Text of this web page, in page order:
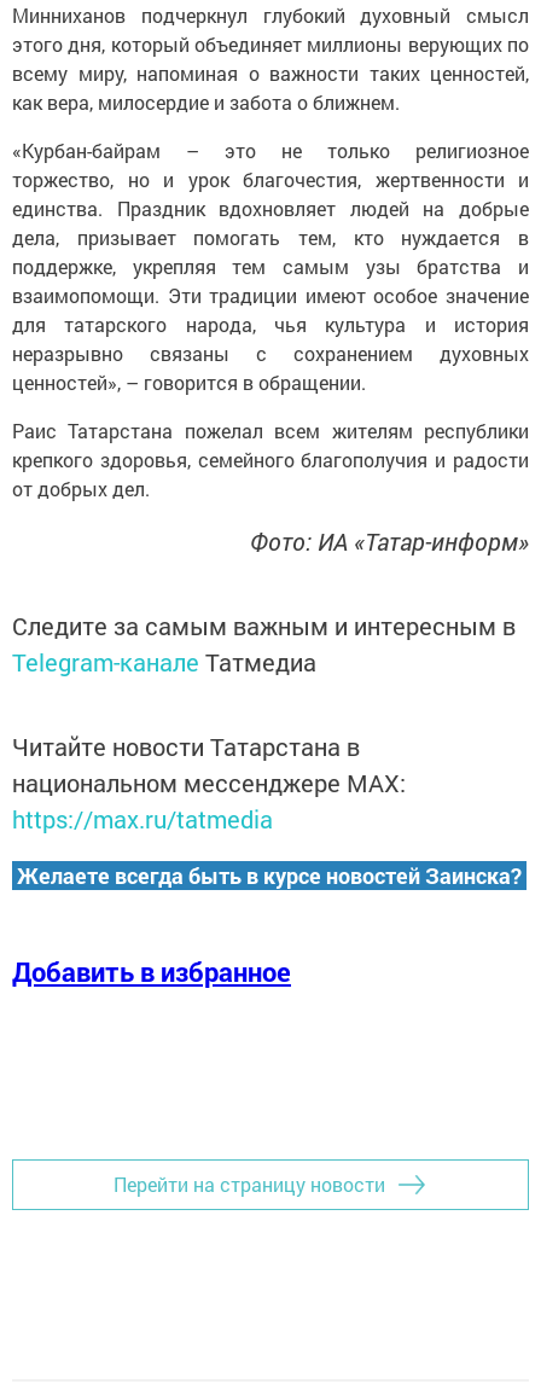
Минниханов подчеркнул глубокий духовный смысл
этого дня, который объединяет миллионы верующих по
всему миру, напоминая о важности таких ценностей,
как вера, милосердие и забота о ближнем.
«Курбан-байрам – это не только религиозное
торжество, но и урок благочестия, жертвенности и
единства. Праздник вдохновляет людей на добрые
дела, призывает помогать тем, кто нуждается в
поддержке, укрепляя тем самым узы братства и
взаимопомощи. Эти традиции имеют особое значение
для татарского народа, чья культура и история
неразрывно связаны с сохранением духовных
ценностей», – говорится в обращении.
Раис Татарстана пожелал всем жителям республики
крепкого здоровья, семейного благополучия и радости
от добрых дел.
Фото: ИА «Татар-информ»
Следите за самым важным и интересным в
Telegram-канале Татмедиа
Читайте новости Татарстана в
национальном мессенджере MАХ:
https://max.ru/tatmedia
Желаете всегда быть в курсе новостей Заинска?
Добавить в избранное
Перейти на страницу новости